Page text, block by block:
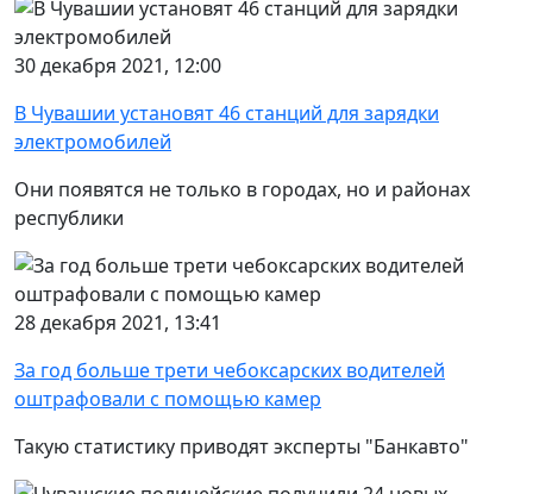
30 декабря 2021, 12:00
В Чувашии установят 46 станций для зарядки
электромобилей
Они появятся не только в городах, но и районах
республики
28 декабря 2021, 13:41
За год больше трети чебоксарских водителей
оштрафовали с помощью камер
Такую статистику приводят эксперты "Банкавто"